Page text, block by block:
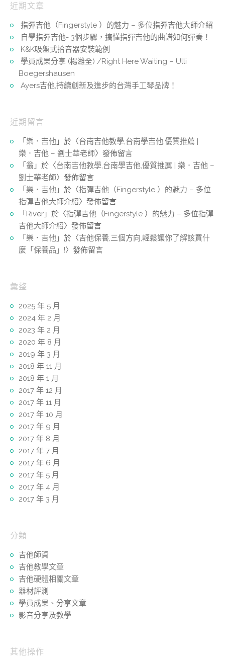
近期文章
指彈吉他（Fingerstyle ）的魅力 – 多位指彈吉他大師介紹
自學指彈吉他- 3個步驟，搞懂指彈吉他的曲譜如何彈奏！
K&K吸盤式拾音器安裝範例
學員成果分享 (楊濰全) /Right Here Waiting – Ulli
Boegershausen
Ayers吉他,持續創新及進步的台灣手工琴品牌！
近期留言
「 樂．吉他 」於〈台南吉他教學,台南學吉他,優質推薦 |
樂．吉他 – 劉士華老師〉發佈留言
「 翁 」於〈台南吉他教學,台南學吉他,優質推薦 | 樂．吉他 –
劉士華老師〉發佈留言
「 樂．吉他 」於〈指彈吉他（Fingerstyle ）的魅力 – 多位
指彈吉他大師介紹〉發佈留言
「 River 」於〈指彈吉他（Fingerstyle ）的魅力 – 多位指彈
吉他大師介紹〉發佈留言
「 樂．吉他 」於〈吉他保養,三個方向,輕鬆讓你了解該買什
麼「保養品」!〉發佈留言
彙整
2025 年 5 月
2024 年 2 月
2023 年 2 月
2020 年 8 月
2019 年 3 月
2018 年 11 月
2018 年 1 月
2017 年 12 月
2017 年 11 月
2017 年 10 月
2017 年 9 月
2017 年 8 月
2017 年 7 月
2017 年 6 月
2017 年 5 月
2017 年 4 月
2017 年 3 月
分類
吉他師資
吉他教學文章
吉他硬體相關文章
器材評測
學員成果、分享文章
影音分享及教學
其他操作